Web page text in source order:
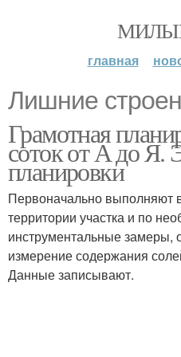
главная
Лишние
Грамотная
соток от А до Я.
планировки
Первоначально выполняют
территории участка и по
инструментальные замеры,
измерение содержания
Данные записывают.